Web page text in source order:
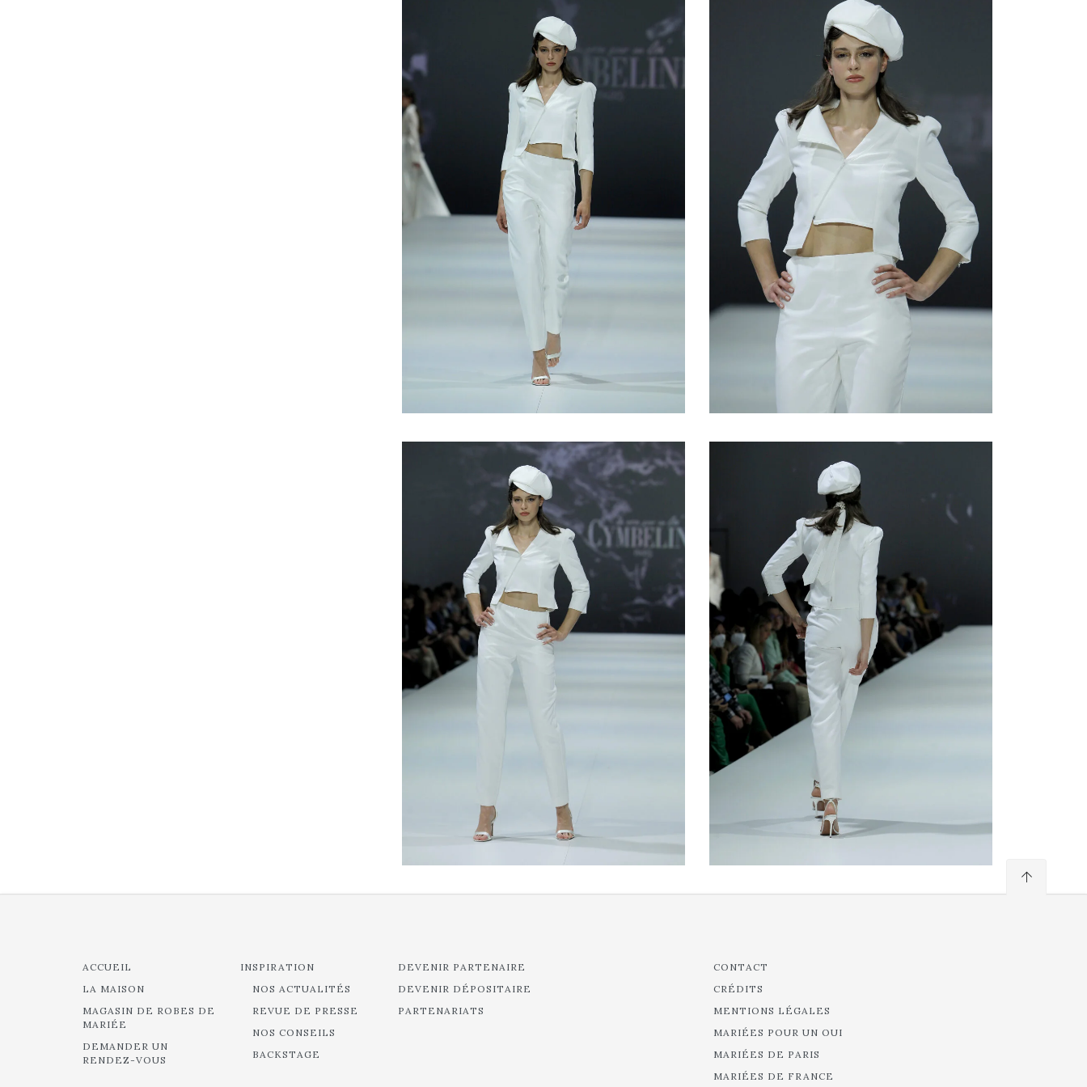
ACCUEIL
LA MAISON
MAGASIN DE ROBES DE
MARIÉE
DEMANDER UN
RENDEZ-VOUS
INSPIRATION
NOS ACTUALITÉS
REVUE DE PRESSE
NOS CONSEILS
BACKSTAGE
DEVENIR PARTENAIRE
DEVENIR DÉPOSITAIRE
PARTENARIATS
CONTACT
CRÉDITS
MENTIONS LÉGALES
MARIÉES POUR UN OUI
MARIÉES DE PARIS
MARIÉES DE FRANCE